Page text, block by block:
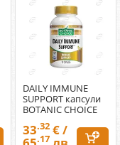
DAILY IMMUNE
SUPPORT капсули
BOTANIC CHOICE
33.32 € /
.17